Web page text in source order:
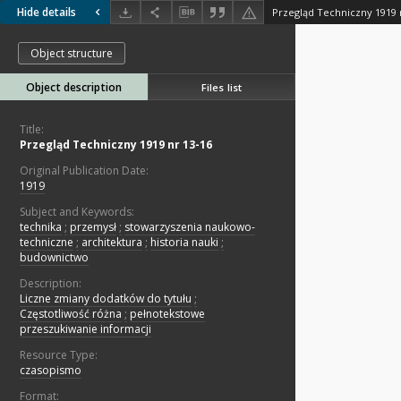
Hide details Przegląd Techniczny 1919
Object structure
Object description Files list
Title:
Przegląd Techniczny 1919 nr 13-16
Original Publication Date:
1919
Subject and Keywords:
technika ; przemysł ; stowarzyszenia naukowo-
techniczne ; architektura ; historia nauki ;
budownictwo
Description:
Liczne zmiany dodatków do tytułu ;
Częstotliwość różna ; pełnotekstowe
przeszukiwanie informacji
Resource Type:
czasopismo
Format: